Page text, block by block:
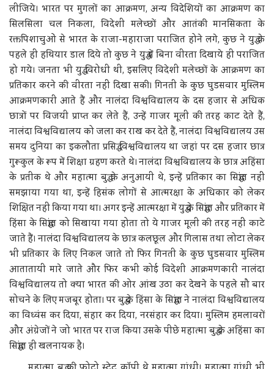
लीजिये। भारत पर मुगलों का आक्रमण, अन्य विदेशियों का आक्रमण का
सिलसिला चल निकला, विदेशी मलेच्छों और आतंकी मानसिकता के
रक्तपिशाचुओं से भारत के राजा-महाराजा पराजित होने लगे, कुछ ने युद्ध के
पहले ही हथियार डाल दिये तो कुछ ने युद्ध में बिना वीरता दिखाये ही पराजित
हो गये। जनता भी युद्ध विरोधी थी, इसलिए विदेशी मलेच्छों के आक्रमण का
प्रतिकार करने की वीरता नहीं दिखा सकी। गिनती के कुछ घुडसवार मुस्लिम
आक्रमणकारी आते हैं और नालंदा विश्वविद्यालय के दस हजार से अधिक
छात्रों पर विजयी प्राप्त कर लेते हैं, उन्हें गाजर मूली की तरह काट देते हैं,
नालंदा विश्वविद्यालय को जला कर राख कर देते हैं, नालंदा विश्वविद्यालय उस
समय दुनिया का इकलौता प्रसिद्ध विश्वविद्यालय था जहां पर दस हजार छात्र
गुरूकुल के रूप में शिक्षा ग्रहण करते थे। नालंदा विश्वविद्यालय के छात्र अहिंसा
के प्रतीक थे और महात्मा बुद्ध के अनुआयी थे, इन्हें प्रतिकार का सिद्धांत नहीं
समझाया गया था, इन्हें हिसंक लोगों से आत्मरक्षा के अधिकार को लेकर
शिक्षित नहीं किया गया था। अगर इन्हें आत्मरक्षा में युद्ध के सिद्धांत और प्रतिकार में
हिंसा के सिद्धांत को सिखाया गया होता तो ये गाजर मूली की तरह नहीं काटे
जाते हैं। नालंदा विश्वविद्यालय के छात्र कलछूल और गिलास तथा लोटा लेकर
भी प्रतिकार के लिए निकल जाते तो फिर गिनती के कुछ घुडसवार मुस्लिम
आतातायी मारे जाते और फिर कभी कोई विदेशी आक्रमणकारी नालंदा
विश्वविद्यालय तो क्या भारत की ओर आंख उठा कर देखने के पहले सौ बार
सोचने के लिए मजबूर होता। पर बुद्ध के हिंसा के सिद्धांत ने नालंदा विश्वविद्यालय
का विध्वंस कर दिया, संहार कर दिया, नरसंहार कर दिया। मुस्लिम हमलावरों
और अंग्रेजों ने जो भारत पर राज किया उसके पीछे महात्मा बुद्ध के अहिंसा का
सिद्धांत ही खलनायक है।